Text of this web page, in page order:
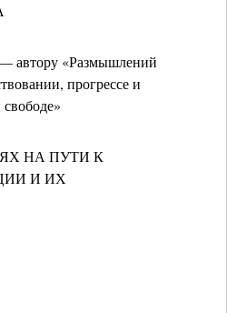
«Размышлений
прогрессе и
НА ПУТИ К
И ИХ